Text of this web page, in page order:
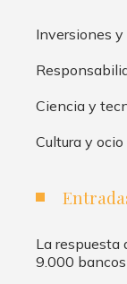
Inversiones y
Ciencia y
Cultura y ocio
La respuesta
9.000